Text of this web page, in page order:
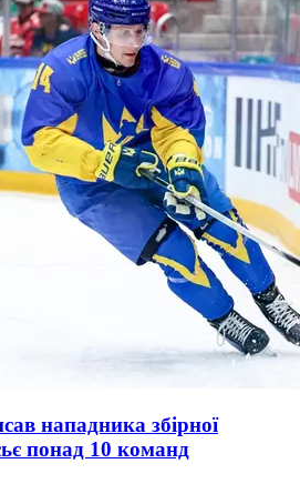
нападника збірної
понад 10 команд